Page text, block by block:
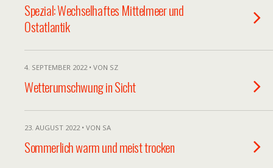
Spezial: Wechselhaftes Mittelmeer und
Ostatlantik
4. SEPTEMBER 2022 • VON SZ
Wetterumschwung in Sicht
23. AUGUST 2022 • VON SA
Sommerlich warm und meist trocken